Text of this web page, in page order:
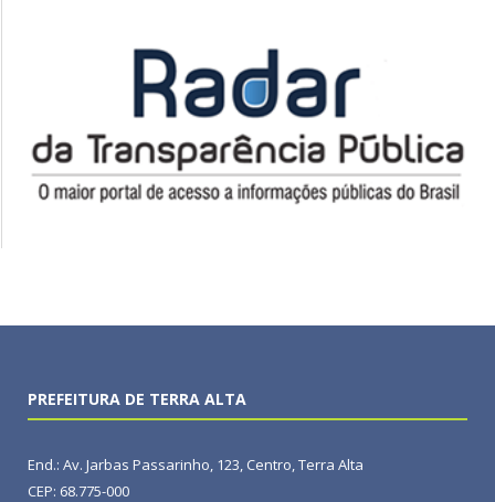
PREFEITURA DE TERRA ALTA
End.: Av. Jarbas Passarinho, 123, Centro, Terra Alta
CEP: 68.775-000